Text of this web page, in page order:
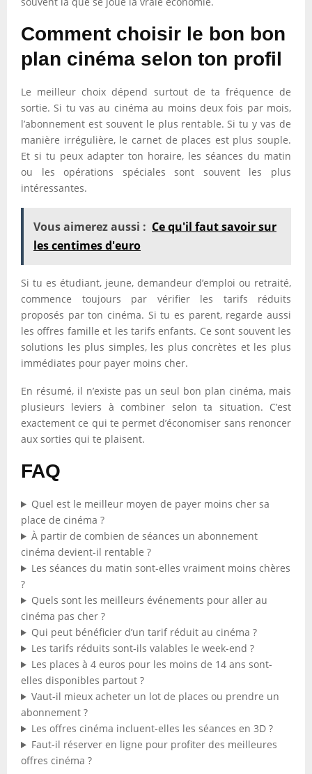
Comment choisir le bon bon
plan cinéma selon ton profil
Le meilleur choix dépend surtout de ta fréquence de
sortie. Si tu vas au cinéma au moins deux fois par mois,
l’abonnement est souvent le plus rentable. Si tu y vas de
manière irrégulière, le carnet de places est plus souple.
Et si tu peux adapter ton horaire, les séances du matin
ou les opérations spéciales sont souvent les plus
intéressantes.
Vous aimerez aussi : Ce qu'il faut savoir sur
les centimes d'euro
Si tu es étudiant, jeune, demandeur d’emploi ou retraité,
commence toujours par vérifier les tarifs réduits
proposés par ton cinéma. Si tu es parent, regarde aussi
les offres famille et les tarifs enfants. Ce sont souvent les
solutions les plus simples, les plus concrètes et les plus
immédiates pour payer moins cher.
En résumé, il n’existe pas un seul bon plan cinéma, mais
plusieurs leviers à combiner selon ta situation. C’est
exactement ce qui te permet d’économiser sans renoncer
aux sorties qui te plaisent.
FAQ
Quel est le meilleur moyen de payer moins cher sa
place de cinéma ?
À partir de combien de séances un abonnement
cinéma devient-il rentable ?
Les séances du matin sont-elles vraiment moins chères
?
Quels sont les meilleurs événements pour aller au
cinéma pas cher ?
Qui peut bénéficier d’un tarif réduit au cinéma ?
Les tarifs réduits sont-ils valables le week-end ?
Les places à 4 euros pour les moins de 14 ans sont-
elles disponibles partout ?
Vaut-il mieux acheter un lot de places ou prendre un
abonnement ?
Les offres cinéma incluent-elles les séances en 3D ?
Faut-il réserver en ligne pour profiter des meilleures
offres cinéma ?